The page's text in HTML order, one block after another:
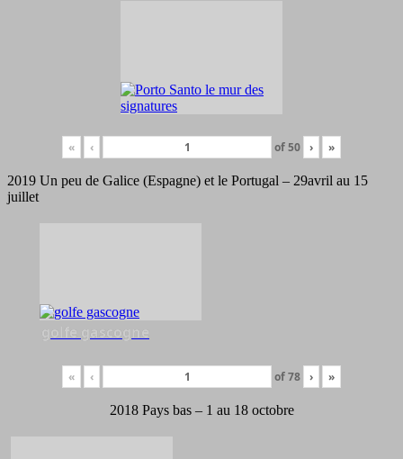
« ‹ of50 › »
2019 Un peu de Galice (Espagne) et le Portugal – 29avril au 15
juillet
golfe gascogne
« ‹ of78 › »
2018 Pays bas – 1 au 18 octobre